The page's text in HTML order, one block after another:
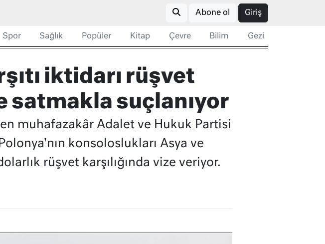
Abone ol Giriş
Spor Sağlık Popüler Kitap Çevre Bilim Gezi
iktidarı rüşvet
satmakla suçlanıyor
muhafazakâr Adalet ve Hukuk Partisi
konsoloslukları Asya ve
rüşvet karşılığında vize veriyor.